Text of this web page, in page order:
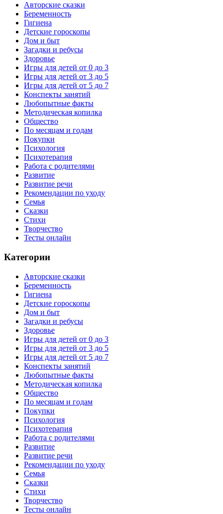
Авторские сказки
Беременность
Гигиена
Детские гороскопы
Дом и быт
Загадки и ребусы
Здоровье
Игры для детей от 0 до 3
Игры для детей от 3 до 5
Игры для детей от 5 до 7
Конспекты занятий
Любопытные факты
Методическая копилка
Общество
По месяцам и годам
Покупки
Психология
Психотерапия
Работа с родителями
Развитие
Развитие речи
Рекомендации по уходу
Семья
Сказки
Стихи
Творчество
Тесты онлайн
Категории
Авторские сказки
Беременность
Гигиена
Детские гороскопы
Дом и быт
Загадки и ребусы
Здоровье
Игры для детей от 0 до 3
Игры для детей от 3 до 5
Игры для детей от 5 до 7
Конспекты занятий
Любопытные факты
Методическая копилка
Общество
По месяцам и годам
Покупки
Психология
Психотерапия
Работа с родителями
Развитие
Развитие речи
Рекомендации по уходу
Семья
Сказки
Стихи
Творчество
Тесты онлайн